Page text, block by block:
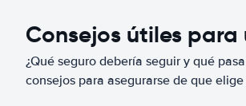
Consejos útiles
¿Qué seguro debería seguir y qué
consejos para asegurarse de que